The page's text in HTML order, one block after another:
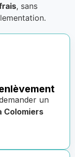
, sans
un
Colomiers